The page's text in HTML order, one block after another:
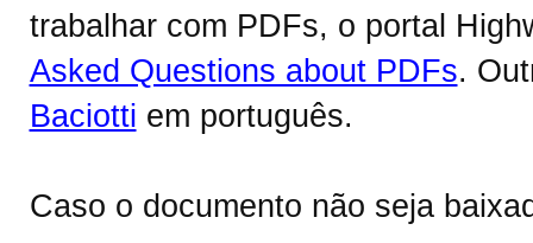
trabalhar com PDFs, o portal
Asked Questions about PDFs.
Baciotti em português.
Caso o documento não seja